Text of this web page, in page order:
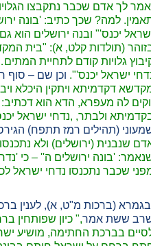
לך אדם שכבר נתקבצו
למה? שכך כתיב: 'בונה
יכנס'" ובנה ירושלים הוא
(תולדות קלט, א): "בית
גלויות קודם לתחיית המתים
ישראל יכנס'". וכן שם – סוף
דקדמיתא ויתקין היכלא
לה מעפרא, הדא הוא דכתיב:
ולבתר, ,נדחי ישראל
(תהילים רמז תתפח)
שנבנית (ירושלים) ולא
'בונה ירושלים ה'' – כי
שכבר נתכנסו נדחי ישראל
(ברכות מ"ט, א), לענין
ששת אמר," כיון שפותחין
בברכת החתימה, מושיע